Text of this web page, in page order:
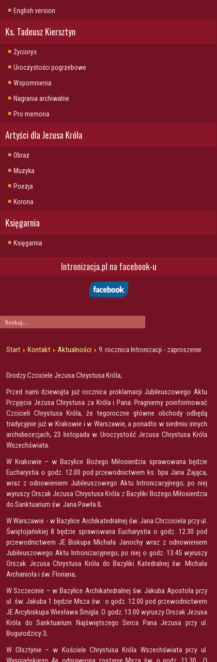
English version
Ks. Tadeusz Kiersztyn
Życiorys
Uroczystości pogrzebowe
Wspomnienia
Nagrania archiwalne
Pro memoria
Artyści dla Jezusa Króla
Obraz
Muzyka
Poezja
Korona
Księgarnia
Księgarnia
Intronizacja.pl na facebook-u
Start Kontakt Aktualności 9. rocznica Intronizacji - zaproszenie
Drodzy Czciciele Jezusa Chrystusa Króla,
Przed nami dziewiąta już rocznica proklamacji Jubileuszowego Aktu
Przyjęcia Jezusa Chrystusa za Króla i Pana. Pragniemy poinformować
Czcicieli Chrystusa Króla, że tegoroczne główne obchody odbędą
tradycyjnie już w Krakowie i w Warszawie, a ponadto w siedmiu innych
archidiecezjach, 23 listopada w Uroczystość Jezusa Chrystusa Króla
Wszechświata.
W Krakowie – w Bazylice Bożego Miłosierdzia sprawowana będzie
Eucharystia o godz. 12.00 pod przewodnictwem ks. bpa Jana Zająca,
wraz z odnowieniem Jubileuszowego Aktu Intronizacyjnego; po niej
wyruszy Orszak Jezusa Chrystusa Króla z Bazyliki Bożego Miłosierdzia
do Sanktuarium św. Jana Pawła II;
W Warszawie - w Bazylice Archikatedralnej św. Jana Chrzciciela przy ul.
Świętojańskiej 8 będzie sprawowana Eucharystia o godz. 12.30 pod
przewodnictwem JE Biskupa Michała Janochy wraz z odnowieniem
Jubileuszowego Aktu Intronizacyjnego; po niej o godz. 13.45 wyruszy
Orszak Jezusa Chrystusa Króla do Bazyliki Katedralnej św. Michała
Archanioła i św. Floriana;
W Szczecinie – w Bazylice Archikatedralnej św. Jakuba Apostoła przy
ul. św. Jakuba 1 będzie Msza św. o godz. 12.00 pod przewodnictwem
JE Arcybiskupa Wiesława Śmigla. O godz. 13.00 wyruszy Orszak Jezusa
Króla do Sanktuarium Najświętszego Serca Pana Jezusa przy ul.
Bogurodzicy 3;
W Olsztynie – w Kościele Chrystusa Króla Wszechświata przy ul.